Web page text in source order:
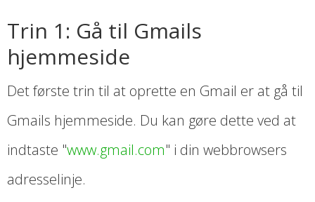
Trin 1: Gå til Gmails
hjemmeside
Det første trin til at oprette en Gmail er at gå til
Gmails hjemmeside. Du kan gøre dette ved at
indtaste "www.gmail.com" i din webbrowsers
adresselinje.